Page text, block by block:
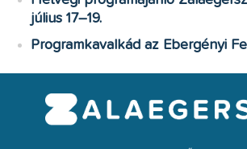
július 17–19.
Programkavalkád az Ebergényi